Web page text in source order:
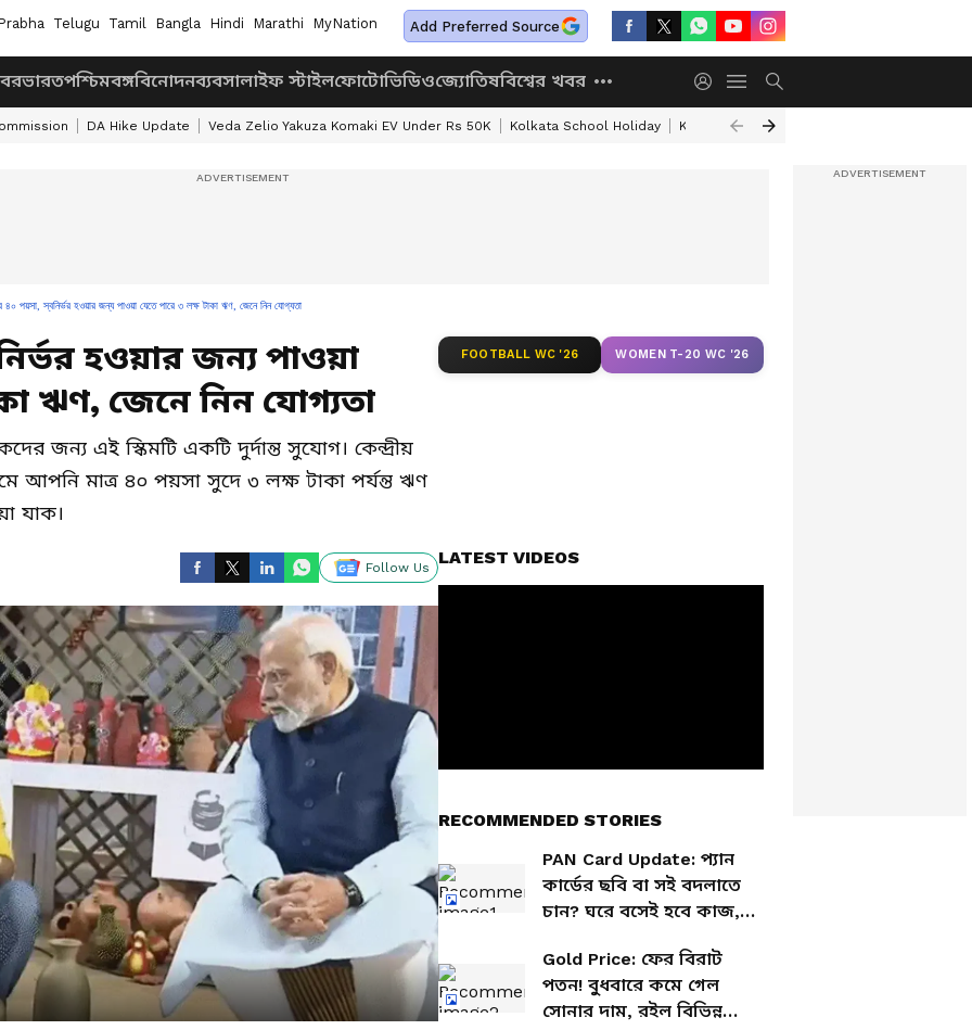
Telugu Tamil Bangla Hindi Marathi MyNation Add Preferred Source
ভারতপশ্চিমবঙ্গবিনোদনব্যবসালাইফ স্টাইলফোটোভিডিওজ্যোতিষবিশ্বের খবর
DA Hike Update Veda Zelio Yakuza Komaki EV Under Rs 50K Kolkata School Holiday Kolkata Weather Update
৪০ পয়সা, স্বনির্ভর হওয়ার জন্য পাওয়া যেতে পারে ৩ লক্ষ টাকা ঋণ, জেনে নিন যোগ্যতা
হওয়ার জন্য পাওয়া
ঋণ, জেনে নিন যোগ্যতা
জন্য এই স্কিমটি একটি দুর্দান্ত সুযোগ। কেন্দ্রীয়
আপনি মাত্র ৪০ পয়সা সুদে ৩ লক্ষ টাকা পর্যন্ত ঋণ
যাক।
Follow Us
FOOTBALL WC '26 WOMEN T-20 WC '26
LATEST VIDEOS
RECOMMENDED STORIES
PAN Card Update: প্যান
কার্ডের ছবি বা সই বদলাতে
চান? ঘরে বসেই হবে কাজ,
Gold Price: ফের বিরাট
পতন! বুধবারে কমে গেল
সোনার দাম, রইল বিভিন্ন